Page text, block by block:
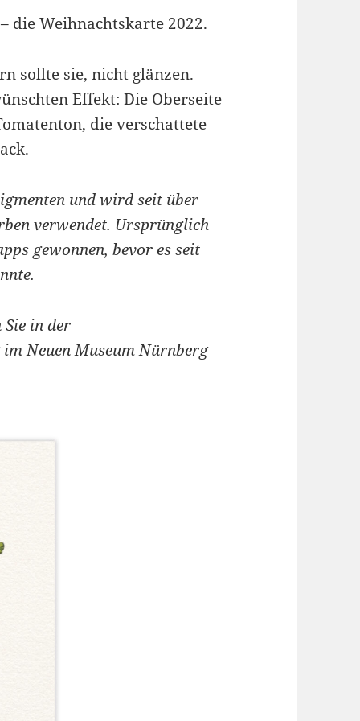
die Weihnachtskarte 2022.
sollte sie, nicht glänzen.
Effekt: Die Oberseite
die verschattete
und wird seit über
verwendet. Ursprünglich
gewonnen, bevor es seit
in der
Neuen Museum Nürnberg